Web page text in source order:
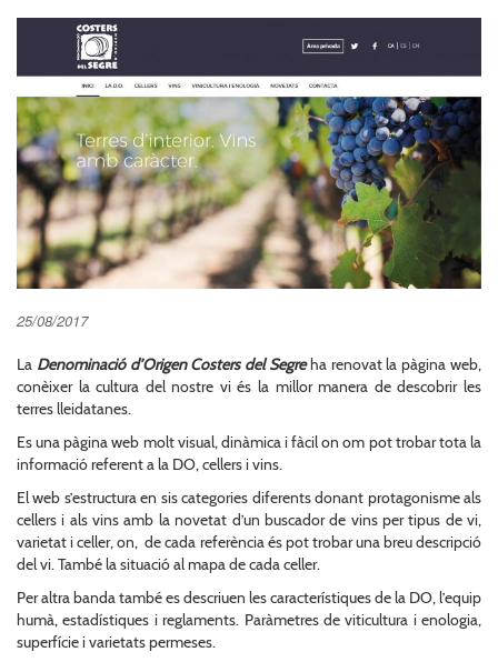
25/08/2017
La Denominació d’Origen Costers del Segreha renovat la pàgina web,
conèixer la cultura del nostre vi és la millor manera de descobrir les
terres lleidatanes.
Es una pàgina web molt visual, dinàmica i fàcil on om pot trobar tota la
informació referent a la DO, cellers i vins.
El web s’estructura en sis categories diferents donant protagonisme als
cellers i als vins amb la novetat d’un buscador de vins per tipus de vi,
varietat i celler, on, de cada referència és pot trobar una breu descripció
del vi. També la situació al mapa de cada celler.
Per altra banda també es descriuen les característiques de la DO, l’equip
humà, estadístiques i reglaments. Paràmetres de viticultura i enologia,
superfície i varietats permeses.